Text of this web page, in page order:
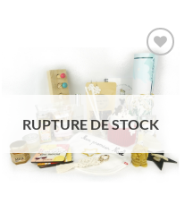
Ajouter
à la
wishlist
RUPTURE DE STOCK